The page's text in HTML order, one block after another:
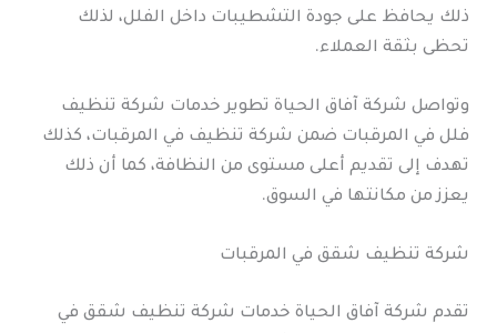
ذلك يحافظ على جودة التشطيبات داخل الفلل، لذلك
تحظى بثقة العملاء.
وتواصل شركة آفاق الحياة تطوير خدمات شركة تنظيف
فلل في المرقبات ضمن شركة تنظيف في المرقبات، كذلك
تهدف إلى تقديم أعلى مستوى من النظافة، كما أن ذلك
يعزز من مكانتها في السوق.
شركة تنظيف شقق في المرقبات
تقدم شركة آفاق الحياة خدمات شركة تنظيف شقق في